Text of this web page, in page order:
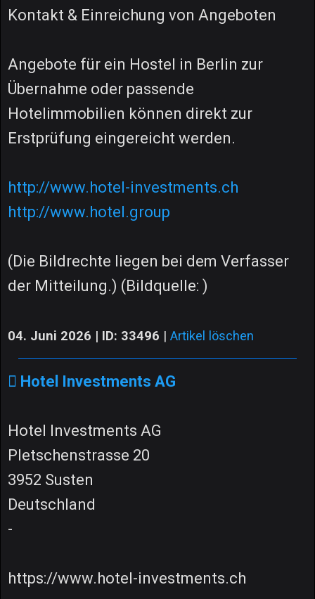
Kontakt & Einreichung von Angeboten
Angebote für ein Hostel in Berlin zur
Übernahme oder passende
Hotelimmobilien können direkt zur
Erstprüfung eingereicht werden.
http://www.hotel-investments.ch
http://www.hotel.group
(Die Bildrechte liegen bei dem Verfasser
der Mitteilung.) (Bildquelle: )
04. Juni 2026 | ID: 33496 | Artikel löschen
Hotel Investments AG
Hotel Investments AG
Pletschenstrasse 20
3952 Susten
Deutschland
-
https://www.hotel-investments.ch